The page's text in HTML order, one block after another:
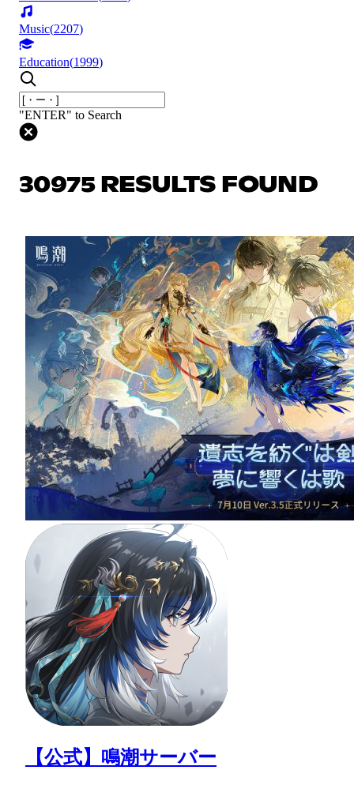
Music(2207)
Education(1999)
"ENTER" to Search
30975 RESULTS FOUND
【公式】鳴潮サーバー